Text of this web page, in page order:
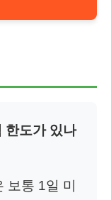
한도가 있나
보통 1일 미